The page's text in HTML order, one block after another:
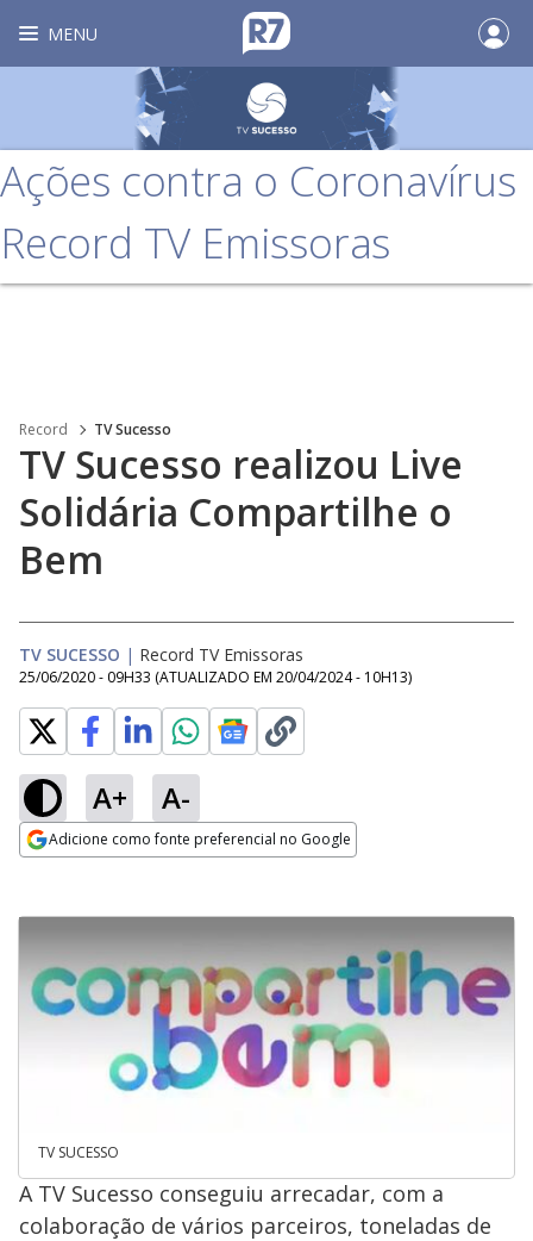
MENU
Ações contra o Coronavírus
Record TV Emissoras
Record TV Sucesso
TV Sucesso realizou Live
Solidária Compartilhe o
Bem
TV SUCESSO | Record TV Emissoras
25/06/2020 - 09H33 (ATUALIZADO EM 20/04/2024 - 10H13)
A+ A-
Adicione como fonte preferencial no Google
TV SUCESSO
A TV Sucesso conseguiu arrecadar, com a
colaboração de vários parceiros, toneladas de